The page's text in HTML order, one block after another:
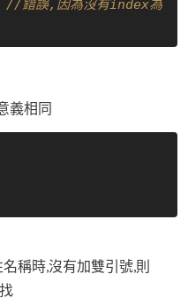
//錯誤,因為沒有index為
義相同
稱時,沒有加雙引號,則